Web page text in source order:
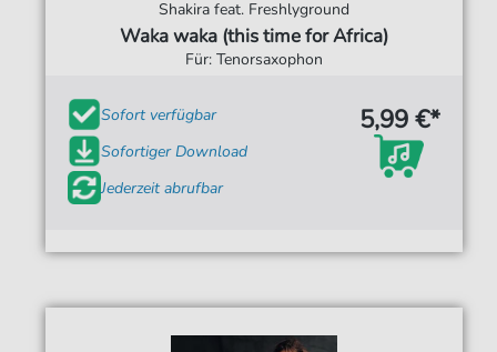
Shakira feat. Freshlyground
Waka waka (this time for Africa)
Für: Tenorsaxophon
Sofort verfügbar
Sofortiger Download
Jederzeit abrufbar
5,99 €*